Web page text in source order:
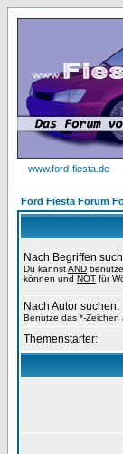
www.ford-fiesta.de
Ford Fiesta Forum
Nach Begriffen
Du kannstAND
können und NOT für
Nach Autor suchen:
Benutze das *-Zeichen
Themenstarter: